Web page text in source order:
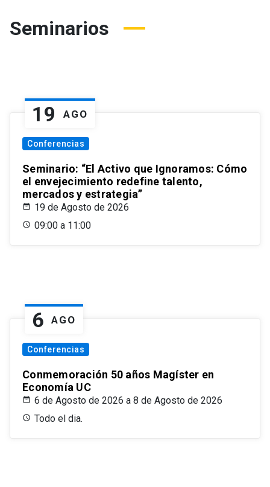
Seminarios
19 AGO
Conferencias
Seminario: “El Activo que Ignoramos: Cómo
el envejecimiento redefine talento,
mercados y estrategia”
19 de Agosto de 2026
09:00 a 11:00
6 AGO
Conferencias
Conmemoración 50 años Magíster en
Economía UC
6 de Agosto de 2026 a 8 de Agosto de 2026
Todo el dia.